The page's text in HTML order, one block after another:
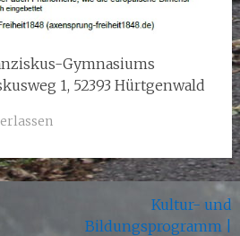
Gymnasiums
1, 52393 Hürtgenwald
Kultur- und
Bildungsprogramm |